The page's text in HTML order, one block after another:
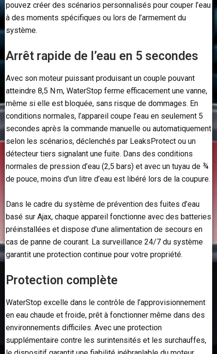
pouvez créer des scénarios personnalisés pour couper l’eau
à des moments spécifiques ou lors de l’armement du
système.
Arrêt rapide de l’eau en 5 secondes
Avec son moteur puissant produisant un couple pouvant
atteindre 8,5 N·m, WaterStop ferme efficacement une vanne,
même si elle est bloquée, sans risque de dommages. En
conditions normales, l’appareil coupe l’eau en seulement 5
secondes après la commande manuelle ou automatiquement
selon les scénarios, déclenchés par LeaksProtect ou un
détecteur tiers signalant une fuite. Dans des conditions
normales de pression d’eau (2,5 bars) et avec un tuyau de ¾
de pouce, moins d’un litre d’eau est libéré lors de la coupure.
Dans le cadre du système de prévention des fuites d’eau
basé sur Ajax, chaque appareil fonctionne avec des batteries
préinstallées et dispose d’une alimentation de secours en
cas de panne de courant. La surveillance 24/7 du système
garantit une protection continue pour votre propriété.
Protection complète
WaterStop excelle dans le contrôle de l’approvisionnement
en eau chaude et froide, prêt à fonctionner même dans des
environnements difficiles. Avec une protection
supplémentaire contre les surintensités et les surchauffes,